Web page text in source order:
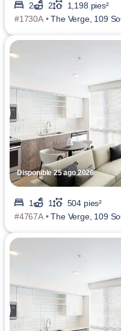
2 2
1,198 pies²
#1730A •The Verge, 109
Disponible 25 ago 2026
1 1
504 pies²
#4767A •The Verge, 109